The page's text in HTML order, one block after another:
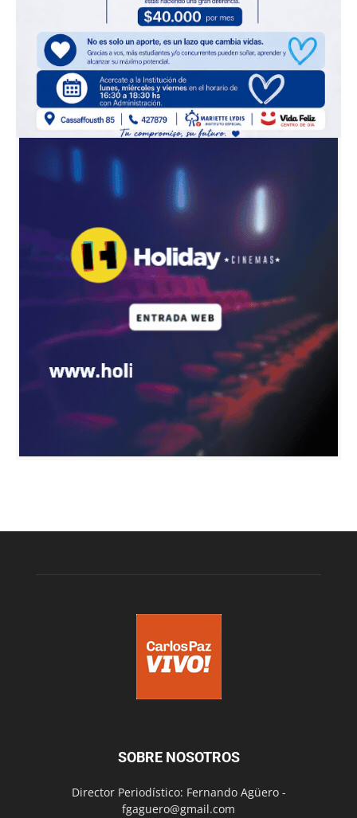
SOBRE NOSOTROS
Director Periodístico: Fernando Agüero -
fgaguero@gmail.com